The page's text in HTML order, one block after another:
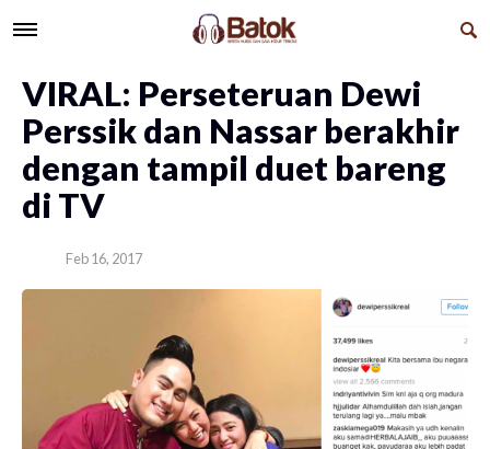
VIRAL: Perseteruan Dewi
Perssik dan Nassar berakhir
dengan tampil duet bareng
di TV
Feb 16, 2017